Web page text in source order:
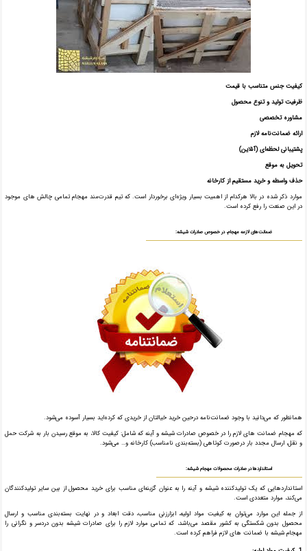
کیفیت جنس متناسب با قیمت
ظرفیت تولید و تنوع محصول
مشاوره تخصصی
ارائه ضمانت‌نامه لازم
پشتیبانی لحظه‌ای (آنلاین)
تحویل به موقع
حذف واسطه و خرید مستقیم از کارخانه
موارد ذکر شده در بالا هرکدام از اهمیت بسیار ویژه‌ای برخوردار است. که تیم قدرت‌مند مهجام تمامی چالش های موجود
در این صنعت را رفع کرده است.
ضمانت‌های لازمه مهجام، در خصوص صادرات شیشه:
همانطور که می‌دانید با وجود ضمانت‌نامه درحین خرید خیالتان از خریدی که کرده‌اید بسیار آسوده می‌شود.
که مهجام ضمانت های لازم را در خصوص صادرات شیشه و آینه که شامل: کیفیت کالا، به موقع رسیدن بار به شرکت حمل
و نقل، ارسال مجدد بار درصورت کوتاهی (بسته‌بندی نامناسب) کارخانه و… می‌شود.
استانداردها در صادرات محصولات مهجام شیشه:
استانداردهایی که یک تولیدکننده شیشه و آینه را به عنوان گزینه‌ای مناسب برای خرید محصول از بین سایر تولیدکنندگان
می‌کند، موارد متعددی است.
از جمله این موارد می‌توان به کیفیت مواد اولیه، ابزارزنی مناسب، دقت ابعاد و در نهایت بسته‌بندی مناسب و ارسال
محصول بدون شکستگی به کشور مقصد می‌باشد، که تمامی موارد لازم را برای صادرات شیشه بدون دردسر و نگرانی را
مهجام شیشه با ضمانت های لازم فراهم کرده است.